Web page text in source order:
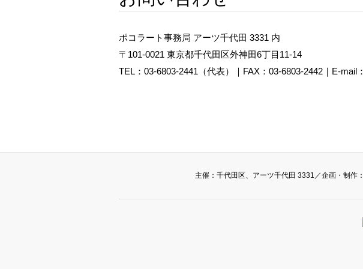
ポコラート事務局 アーツ千代田 3331 内
〒101-0021 東京都千代田区外神田6丁目11-14
TEL：03-6803-2441（代表）｜FAX：03-6803-2442｜E-mail：
主催： 千代田区、 アーツ千代田 3331 ／企画・制作：